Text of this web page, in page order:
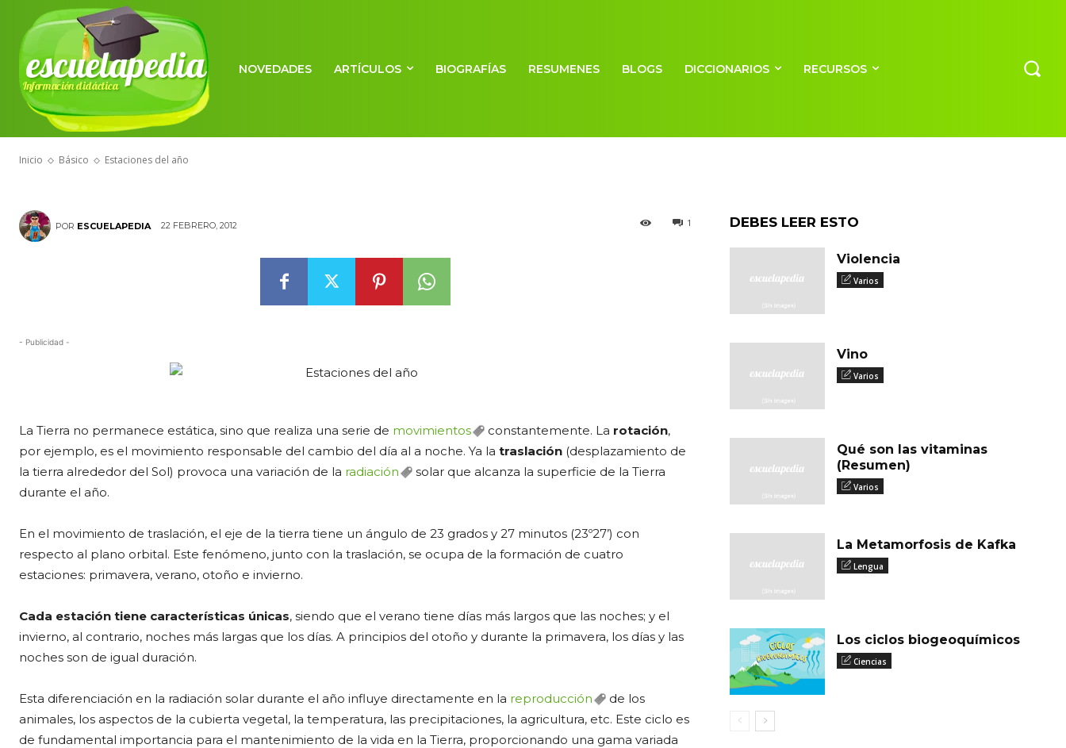
escuelapedia
Información didáctica
NOVEDADES ARTÍCULOS BIOGRAFÍAS RESUMENES BLOGS DICCIONARIOS RECURSOS
Inicio Básico Estaciones del año
BÁSICO
Estaciones del año
POR ESCUELAPEDIA 22 FEBRERO, 2012 1
- Publicidad -
La Tierra no permanece estática, sino que realiza una serie de movimientos constantemente. La rotación,
por ejemplo, es el movimiento responsable del cambio del día al a noche. Ya la traslación (desplazamiento de
la tierra alrededor del Sol) provoca una variación de la radiación
solar que alcanza la superficie de la Tierra
durante el año.
En el movimiento de traslación, el eje de la tierra tiene un ángulo de 23 grados y 27 minutos (23º27’) con
respecto al plano orbital. Este fenómeno, junto con la traslación, se ocupa de la formación de cuatro
estaciones: primavera, verano, otoño e invierno.
Cada estación tiene características únicas, siendo que el verano tiene días más largos que las noches; y el
invierno, al contrario, noches más largas que los días. A principios del otoño y durante la primavera, los días y las
noches son de igual duración.
Esta diferenciación en la radiación solar durante el año influye directamente en la reproducción
de los
animales, los aspectos de la cubierta vegetal, la temperatura, las precipitaciones, la agricultura, etc. Este ciclo es
de fundamental importancia para el mantenimiento de la vida en la Tierra, proporcionando una gama variada
DEBES LEER ESTO
Violencia
Varios
Vino
Varios
Qué son las vitaminas
(Resumen)
Varios
La Metamorfosis de Kafka
Lengua
Los ciclos biogeoquímicos
Ciencias